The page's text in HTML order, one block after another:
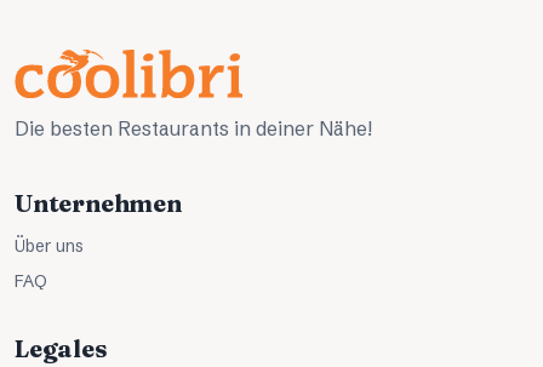
Die besten Restaurants in deiner Nähe!
Unternehmen
Über uns
FAQ
Legales